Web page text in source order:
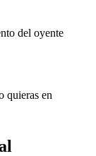
del oyente
quieras en